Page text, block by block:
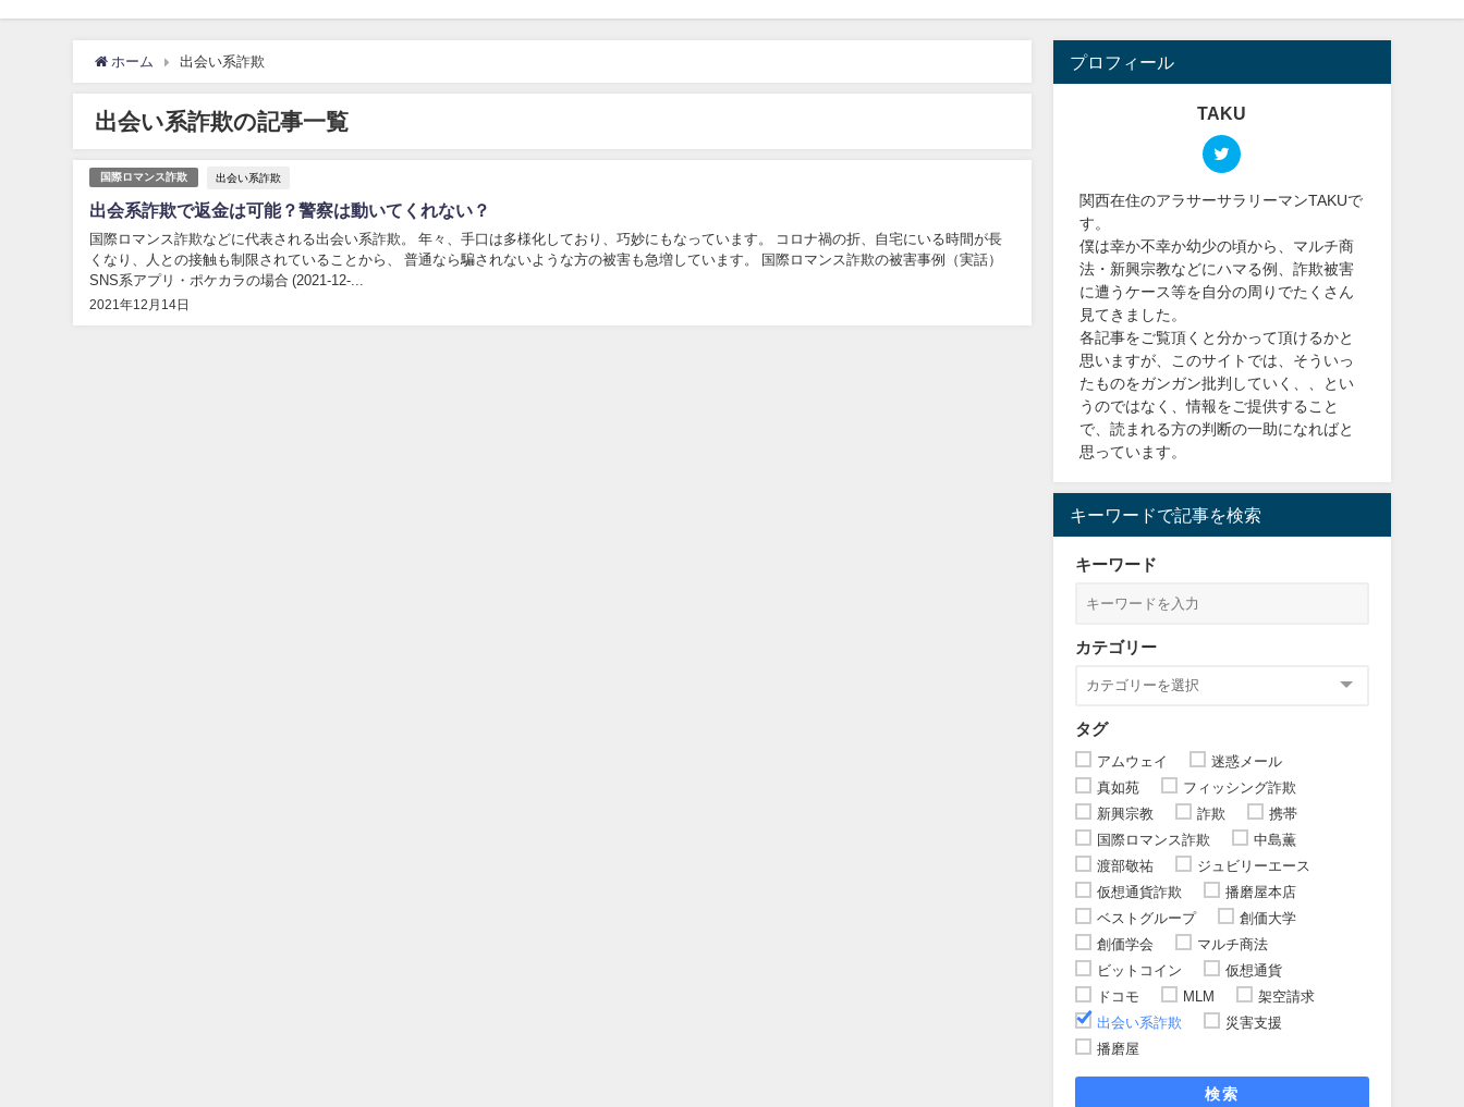
ホーム 出会い系詐欺
出会い系詐欺の記事一覧
国際ロマンス詐欺 出会い系詐欺
出会系詐欺で返金は可能？警察は動いてくれない？
2021年12月14日
国際ロマンス詐欺などに代表される出会い系詐欺。 年々、手口は多様化しており、巧妙にもなっています。 コロナ禍の折、自宅にいる時間が長
くなり、人との接触も制限されていることから、 普通なら騙されないような方の被害も急増しています。 国際ロマンス詐欺の被害事例（実話）
SNS系アプリ・ポケカラの場合 (2021-12-...
プロフィール
TAKU
関西在住のアラサーサラリーマンTAKUで
す。
僕は幸か不幸か幼少の頃から、マルチ商
法・新興宗教などにハマる例、詐欺被害
に遭うケース等を自分の周りでたくさん
見てきました。
各記事をご覧頂くと分かって頂けるかと
思いますが、このサイトでは、そういっ
たものをガンガン批判していく、、とい
うのではなく、情報をご提供すること
で、読まれる方の判断の一助になればと
思っています。
キーワードで記事を検索
キーワード
カテゴリー
タグ
アムウェイ
迷惑メール
真如苑
フィッシング詐欺
新興宗教
詐欺
携帯
国際ロマンス詐欺
中島薫
渡部敬祐
ジュビリーエース
仮想通貨詐欺
播磨屋本店
ベストグループ
創価大学
創価学会
マルチ商法
ビットコイン
仮想通貨
ドコモ
MLM
架空請求
出会い系詐欺
災害支援
播磨屋
検索